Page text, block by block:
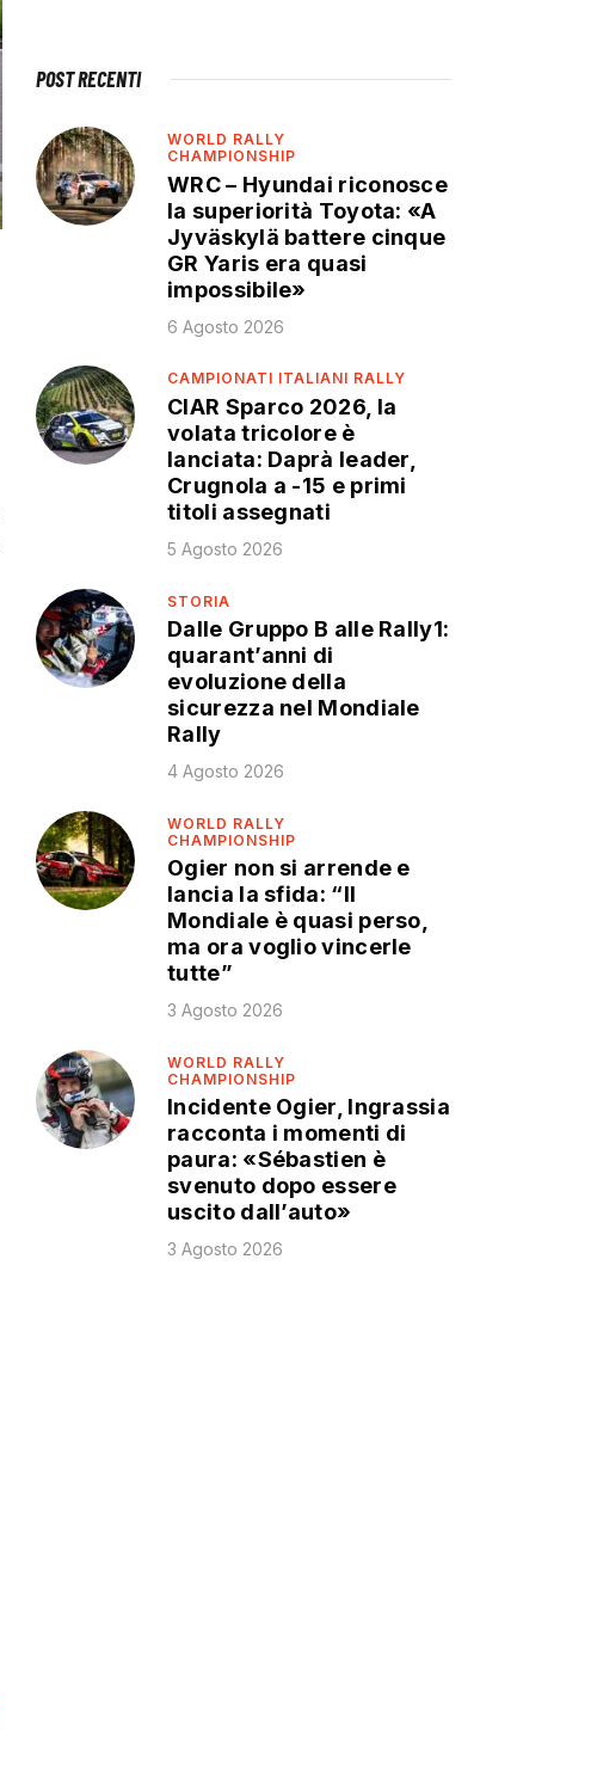
POST RECENTI
WORLD RALLY
CHAMPIONSHIP
WRC – Hyundai riconosce
la superiorità Toyota: «A
Jyväskylä battere cinque
GR Yaris era quasi
impossibile»
6 Agosto 2026
CAMPIONATI ITALIANI RALLY
CIAR Sparco 2026, la
volata tricolore è
lanciata: Daprà leader,
Crugnola a -15 e primi
titoli assegnati
5 Agosto 2026
STORIA
Dalle Gruppo B alle Rally1:
quarant’anni di
evoluzione della
sicurezza nel Mondiale
Rally
4 Agosto 2026
WORLD RALLY
CHAMPIONSHIP
Ogier non si arrende e
lancia la sfida: “Il
Mondiale è quasi perso,
ma ora voglio vincerle
tutte”
3 Agosto 2026
WORLD RALLY
CHAMPIONSHIP
Incidente Ogier, Ingrassia
racconta i momenti di
paura: «Sébastien è
svenuto dopo essere
uscito dall’auto»
3 Agosto 2026